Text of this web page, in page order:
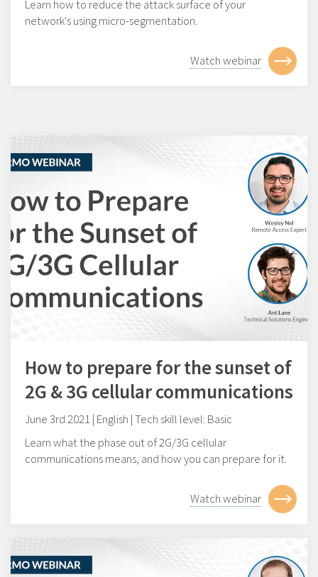
Learn how to reduce the attack surface of your
network's using micro-segmentation.
Watch webinar
How to prepare for the sunset of
2G & 3G cellular communications
June 3rd 2021 | English | Tech skill level: Basic
Learn what the phase out of 2G/3G cellular
communications means, and how you can prepare for it.
Watch webinar